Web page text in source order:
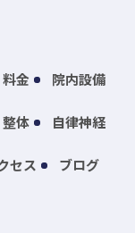
金 院内設備
整体 自律神経
セス ブログ